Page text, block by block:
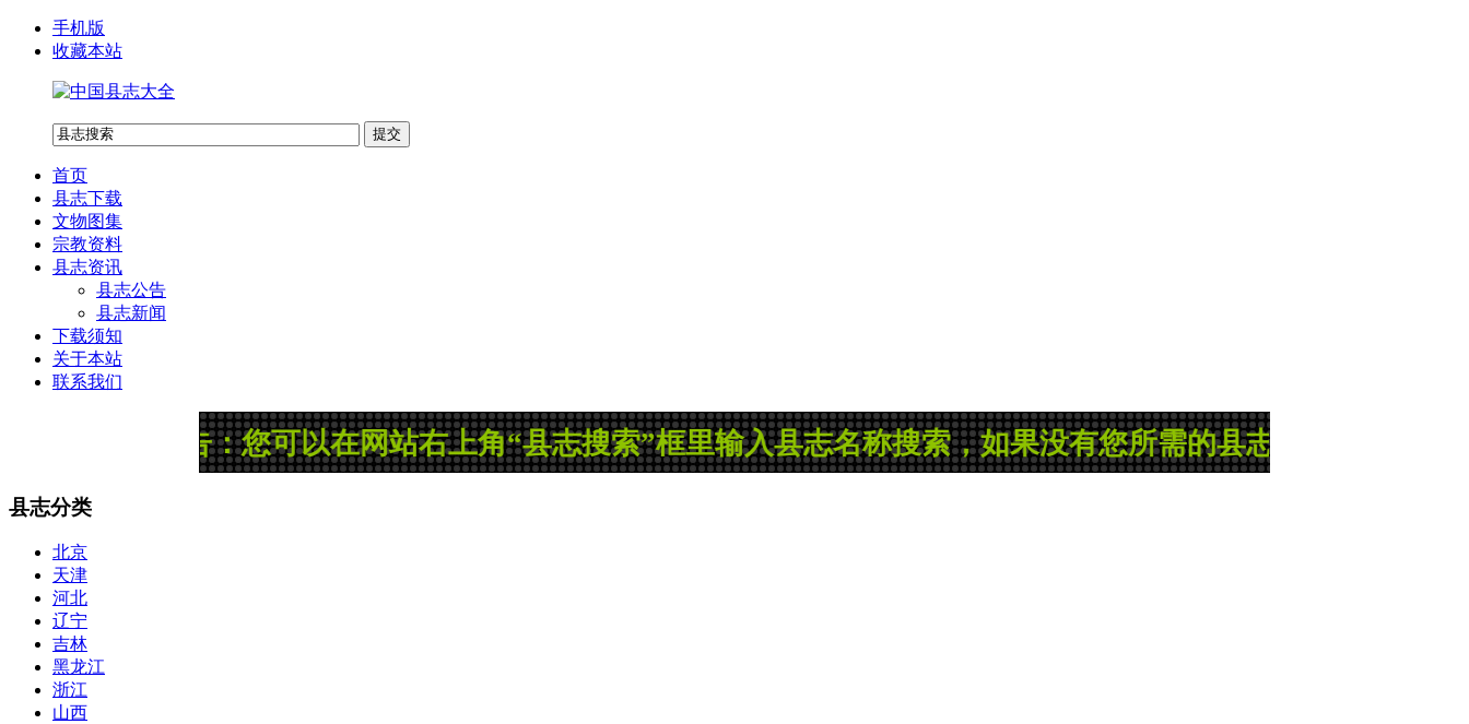
手机版
收藏本站
首页
县志下载
文物图集
宗教资料
县志资讯
县志公告
县志新闻
下载须知
关于本站
联系我们
公告：您可以在网站右上角“县志搜索”框里输入县志名称搜索，如果没有您所需的县志或地方志，那就是管
县志分类
北京
天津
河北
辽宁
吉林
黑龙江
浙江
山西